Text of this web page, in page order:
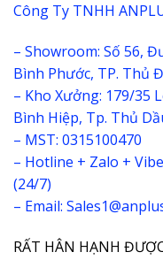
Công Ty TNHH
– Showroom: Số 56,
Bình Phước, TP. Thủ
– Kho Xưởng: 179/35
Bình Hiệp, Tp. Thủ
– MST: 0315100470
– Hotline + Zalo +
(24/7)
– Email:
RẤT HÂN HẠNH